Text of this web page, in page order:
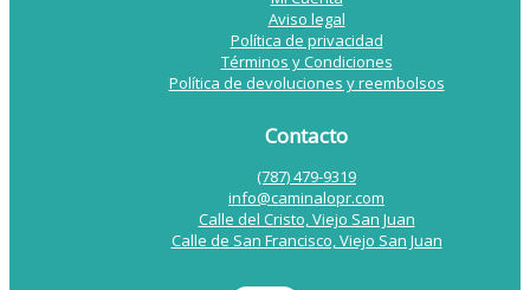
Aviso legal
Política de privacidad
Términos y Condiciones
Política de devoluciones y reembolsos
Contacto
(787) 479-9319
info@caminalopr.com
Calle del Cristo, Viejo San Juan
Calle de San Francisco, Viejo San Juan